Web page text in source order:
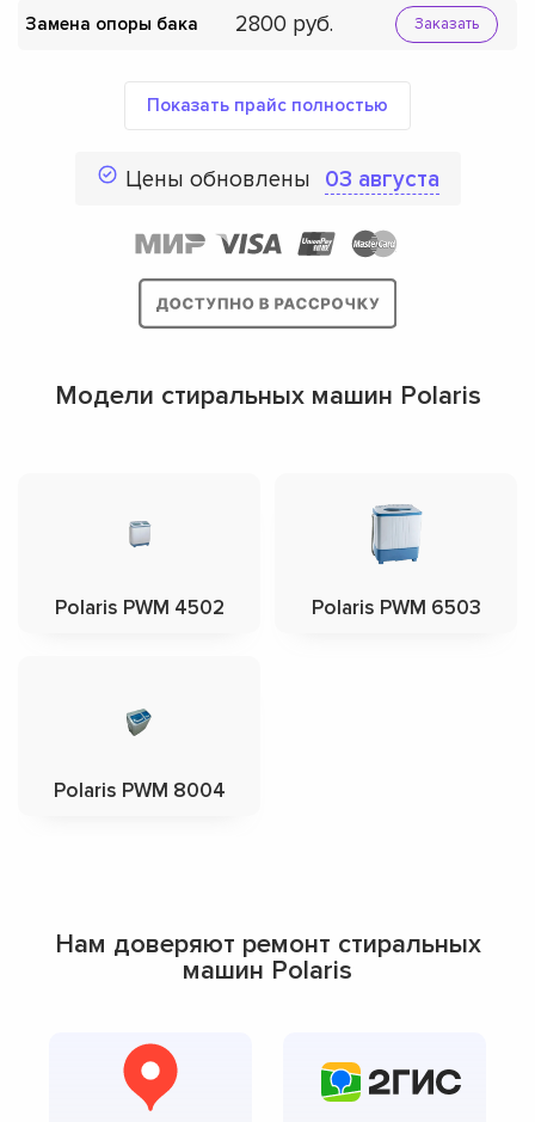
Замена опоры бака 2800 Заказать
Показать прайс полностью
Цены обновлены 03 августа
Модели стиральных машин Polaris
Polaris PWM 4502 Polaris PWM 6503
Polaris PWM 8004
Нам доверяют ремонт стиральных
машин Polaris